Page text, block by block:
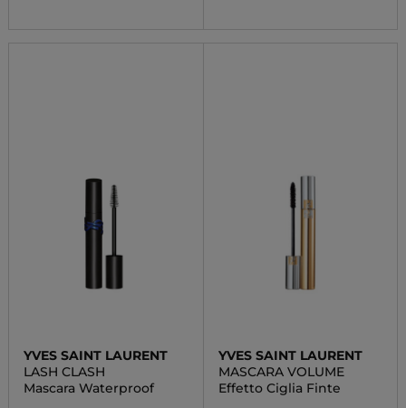
YVES SAINT LAURENT
LASH CLASH
Mascara Waterproof
YVES SAINT LAURENT
MASCARA VOLUME
Effetto Ciglia Finte